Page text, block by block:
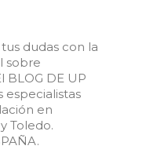
dudas con la
sobre
BLOG DE UP
especialistas
en
Toledo.